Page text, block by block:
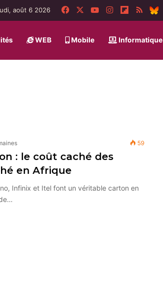
août 6 2026 FacebookYouTubeInstagramFlipboard
RSS
WEB Mobile Informatique
59
: le coût caché des
en Afrique
Infinix et Itel font un véritable carton en